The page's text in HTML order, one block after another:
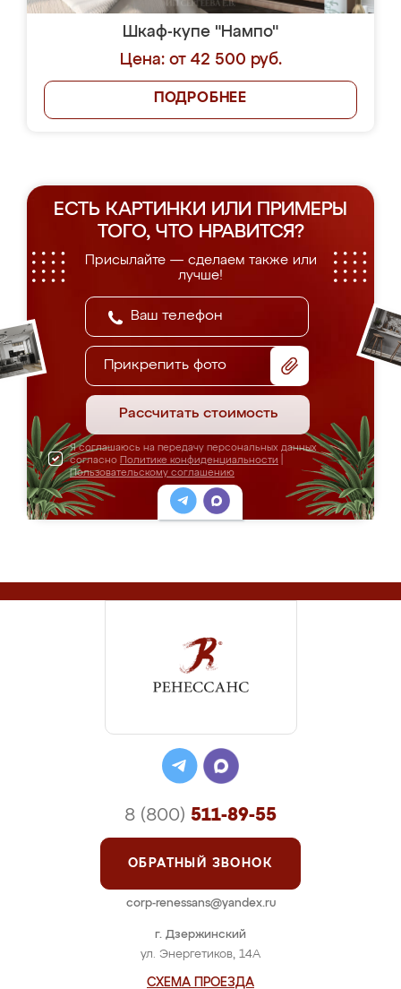
Шкаф-купе "Нампо"
Цена: от 42 500 руб.
ПОДРОБНЕЕ
ЕСТЬ КАРТИНКИ ИЛИ ПРИМЕРЫ
ТОГО, ЧТО НРАВИТСЯ?
Присылайте — сделаем также или
лучше!
Прикрепить фото
Рассчитать стоимость
Я соглашаюсь на передачу персональных данных
согласно Политике конфиденциальности
Пользовательскому соглашению
г. Дзержинский
ул. Энергетиков, 14А
СХЕМА ПРОЕЗДА
8 (800) 511-89-55
ОБРАТНЫЙ ЗВОНОК
corp-renessans@yandex.ru